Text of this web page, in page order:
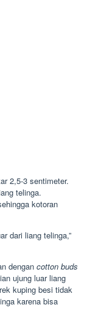
2,5-3 sentimeter.
telinga.
kotoran
dari liang telinga,”
dengan cotton buds
ujung luar liang
kuping besi tidak
karena bisa